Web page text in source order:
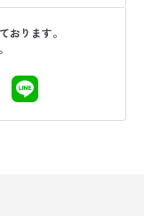
おります。